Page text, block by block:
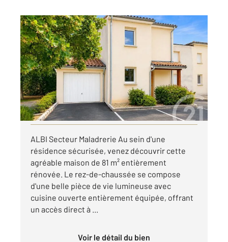
ALBI 81
81,65 m2, 4 pièces
Ref : 13494
Maison à louer
900 €
par mois charges comprises
Visiter le site dédié
ALBI Secteur Maladrerie Au sein d'une
résidence sécurisée, venez découvrir cette
agréable maison de 81 m² entièrement
rénovée. Le rez-de-chaussée se compose
d'une belle pièce de vie lumineuse avec
cuisine ouverte entièrement équipée, offrant
un accès direct à ...
Voir le détail du bien